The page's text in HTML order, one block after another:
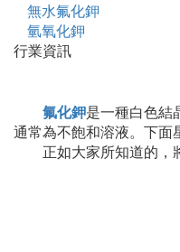
無水氟化鉀
氫氧化鉀
行業資訊
氟化鉀是一種白色結
通常為不飽和溶液。下面
正如大家所知道的，將